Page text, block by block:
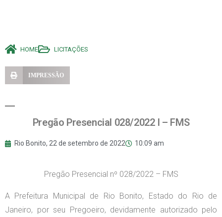
HOME LICITAÇÕES
IMPRESSÃO
Pregão Presencial 028/2022 I – FMS
Rio Bonito, 22 de setembro de 2022 10:09 am
Pregão Presencial nº 028/2022 – FMS
A Prefeitura Municipal de Rio Bonito, Estado do Rio de
Janeiro, por seu Pregoeiro, devidamente autorizado pelo